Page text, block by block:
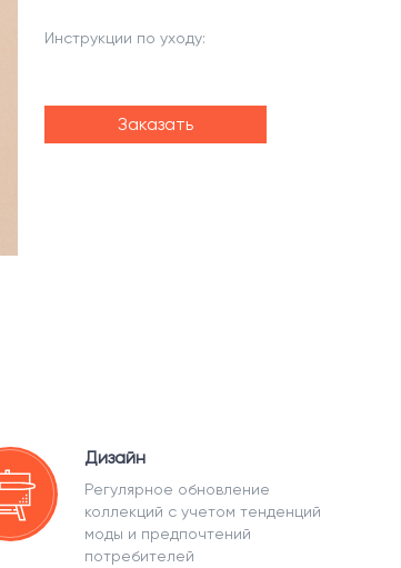
Инструкции по уходу:
Заказать
Дизайн
Регулярное обновление
коллекций с учетом тенденций
моды и предпочтений
потребителей